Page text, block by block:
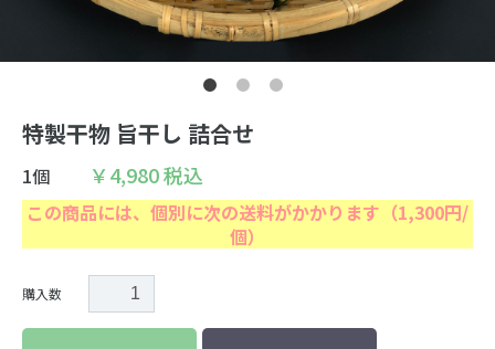
お問い合わせ
プライバシーポリシー
特製干物 旨干し 詰合せ
1個 ￥4,980税込
この商品には、個別に次の送料がかかります（1,300円/
個）
購入数